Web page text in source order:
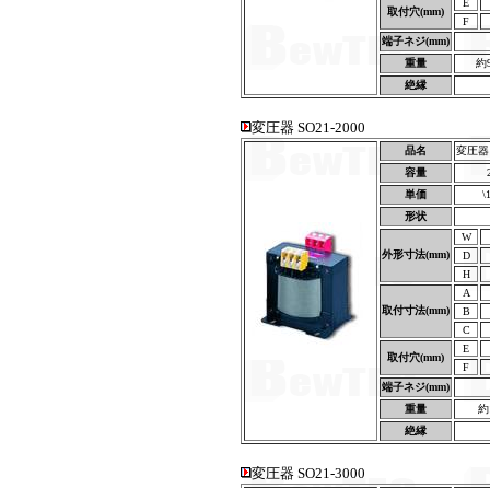
取付穴(mm)
E
F
端子ネジ(mm)
重量
約
絶縁
変圧器 SO21-2000
品名
変圧器
容量
単価
形状
外形寸法(mm)
W
D
H
取付寸法(mm)
A
B
C
取付穴(mm)
E
F
端子ネジ(mm)
重量
絶縁
変圧器 SO21-3000